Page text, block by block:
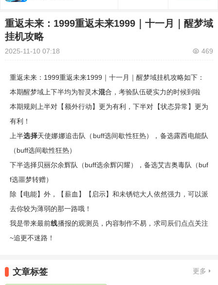
重返未来：1999重返未来1999｜十一月｜醒梦域
挂机攻略
2025-11-10 07:18 469
重返未来：1999重返未来1999｜十一月｜醒梦域挂机攻略如下：
本期醒梦域上下半均为智灵木混合，考验队伍硬实力的时候到啦
本期规则上半对【额外行动】更为有利，下半对【状态异常】更为
有利！
上半选择天使娜娜追击队（buff选间歇性狂热），备选露西电能队
（buff选间歇性狂热）
下半选择贝丽尔余辉队（buff选余辉闪耀），备选艾吉奥毒队（buf
f选噩梦转赠）
除【电能】外，【薪血】【启示】和未锈铠大人依然强力，可以派
去你较为薄弱的那一路哦！
我是带来最前线播报的观测员，内容制作不易，求司辰们点点关注
~追更不迷路！
文章标签 更多